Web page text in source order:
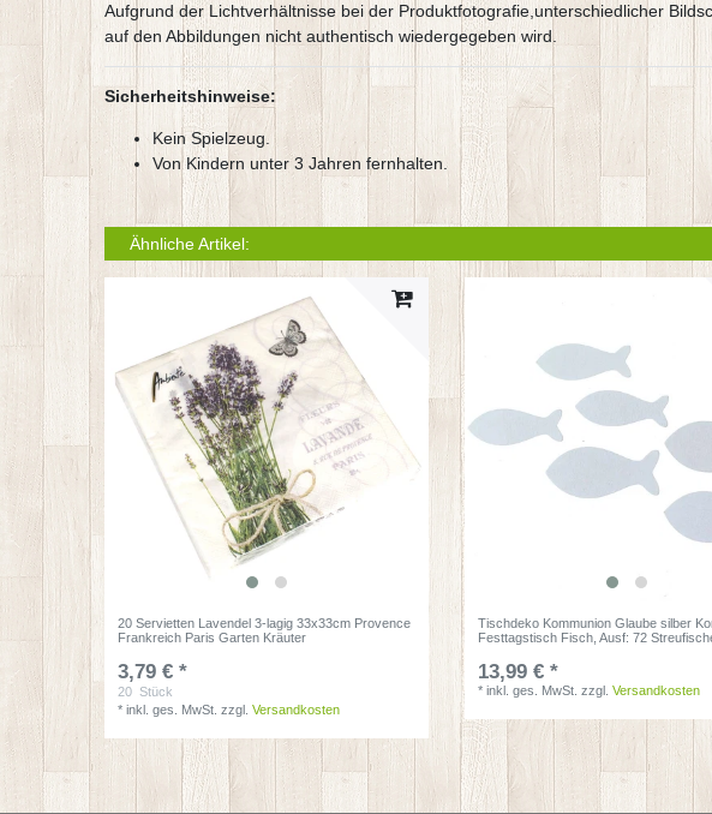
Aufgrund der Lichtverhältnisse bei der Produktfotografie,unterschiedlicher
auf den Abbildungen nicht authentisch wiedergegeben wird.
Sicherheitshinweise:
Kein Spielzeug.
Von Kindern unter 3 Jahren fernhalten.
Ähnliche Artikel:
20 Servietten Lavendel 3-lagig 33x33cm Provence
Frankreich Paris Garten Kräuter
3,79 € *
20 Stück
*inkl. ges. MwSt. zzgl.Versandkosten
Tischdeko Kommunion Glaube silber
Festtagstisch Fisch , Ausf: 72
13,99 € *
*inkl. ges. MwSt. zzgl.Versandkosten